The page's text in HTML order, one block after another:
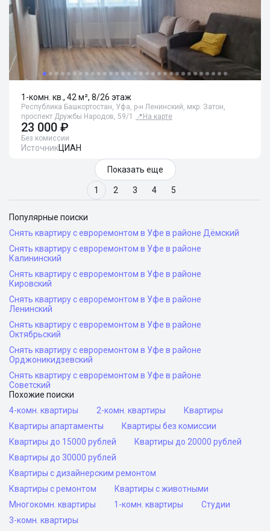
1-комн. кв., 42 м², 8/26 этаж
Республика Башкортостан, Уфа, р-н Ленинский, мкр. Затон,
проспект Дружбы Народов, 59/1
📍 На карте
23 000 ₽
Без комиссии
ИсточникЦИАН
Показать еще
1 2 3 4 5
Популярные поиски
Снять квартиру с евроремонтом в Уфе в районе Дёмский
Снять квартиру с евроремонтом в Уфе в районе
Калининский
Снять квартиру с евроремонтом в Уфе в районе
Кировский
Снять квартиру с евроремонтом в Уфе в районе
Ленинский
Снять квартиру с евроремонтом в Уфе в районе
Октябрьский
Снять квартиру с евроремонтом в Уфе в районе
Орджоникидзевский
Снять квартиру с евроремонтом в Уфе в районе
Советский
Похожие поиски
4-комн. квартиры
2-комн. квартиры
Квартиры
Квартиры апартаменты
Квартиры без комиссии
Квартиры до 15000 рублей
Квартиры до 20000 рублей
Квартиры до 30000 рублей
Квартиры с дизайнерским ремонтом
Квартиры с ремонтом
Квартиры с животными
Многокомн. квартиры
1-комн. квартиры
Студии
3-комн. квартиры